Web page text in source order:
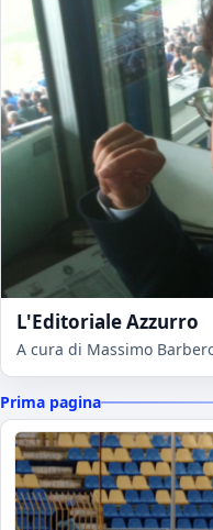
L'Editoriale Azzurro
A cura di Massimo
Prima pagina